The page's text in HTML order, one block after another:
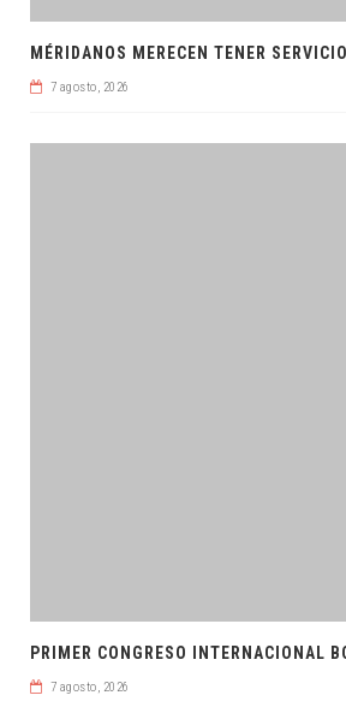
MÉRIDANOS MERECEN TENER
7 agosto, 2026
PRIMER CONGRESO INTERNACIONAL
7 agosto, 2026